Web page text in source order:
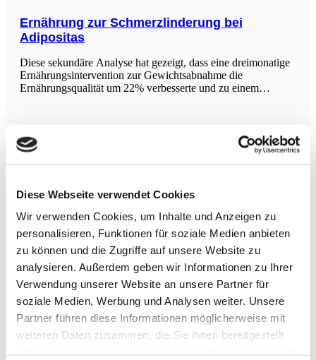
Diese Webseite verwendet Cookies
Wir verwenden Cookies, um Inhalte und Anzeigen zu
personalisieren, Funktionen für soziale Medien anbieten
zu können und die Zugriffe auf unsere Website zu
analysieren. Außerdem geben wir Informationen zu Ihrer
Verwendung unserer Website an unsere Partner für
soziale Medien, Werbung und Analysen weiter. Unsere
Partner führen diese Informationen möglicherweise mit
weiteren Daten zusammen, die Sie ihnen bereitgestellt
Ernährung zur Schmerzlinderung bei
Adipositas
Diese sekundäre Analyse hat gezeigt, dass eine dreimonatige
Ernährungsintervention zur Gewichtsabnahme die
Ernährungsqualität um 22% verbesserte und zu einem
Integration von Mind-Body-Medizin in die
Sportmedizin
ein erhebliches gesundheitserhaltendes Potenzial verfügt, von
diagnostischen Disziplin zu einem ganzheitlichen,
konservativen und multidisziplinären Therapieansatz
entwickelt. Besonders die Integration von Mind-Body-
Medizin wird als vielversprechender Ansatz
Wirksamkeit von Entspannungstechniken bei
Bluthochdruck
Diese systematische Übersichtsarbeit und Netzwerk-
Metaanalyse hat die Wirksamkeit nicht-pharmakologischer
Stressmanagement- und Entspannungsinterventionen zur
Blutdrucksenkung bei Hypertonie- und Prähypertonie-
Patienten bewertet. Die Studie fasst Ergebnisse von 182